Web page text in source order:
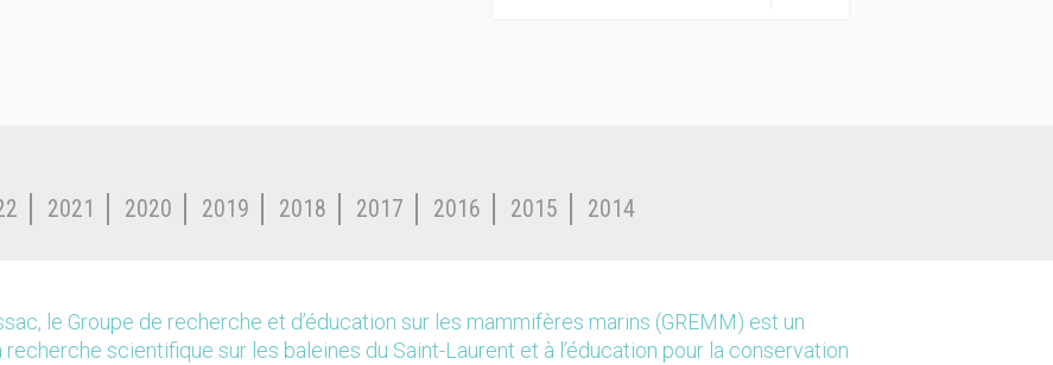
2021 2020 2019 2018 2017 2016 2015 2014
le Groupe de recherche et d’éducation sur les mammifères marins (GREMM) est un
scientifique sur les baleines du Saint-Laurent et à l’éducation pour la conservation